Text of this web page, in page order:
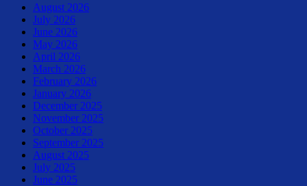
August 2026
July 2026
June 2026
May 2026
April 2026
March 2026
February 2026
January 2026
December 2025
November 2025
October 2025
September 2025
August 2025
July 2025
June 2025